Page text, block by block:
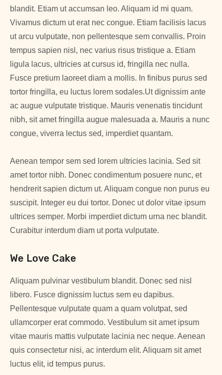
blandit. Etiam ut accumsan leo. Aliquam id mi quam.
Vivamus dictum ut erat nec congue. Etiam facilisis lacus
ut arcu vulputate, non pellentesque sem convallis. Proin
tempus sapien nisl, nec varius risus tristique a. Etiam
ligula lacus, ultricies at cursus id, fringilla nec nulla.
Fusce pretium laoreet diam a mollis. In finibus purus sed
tortor fringilla, eu luctus lorem sodales.Ut dignissim ante
ac augue vulputate tristique. Mauris venenatis tincidunt
nibh, sit amet fringilla augue malesuada a. Mauris a nunc
congue, viverra lectus sed, imperdiet quantam.
Aenean tempor sem sed lorem ultricies lacinia. Sed sit
amet tortor nibh. Donec condimentum posuere nunc, et
hendrerit sapien dictum ut. Aliquam congue non purus eu
suscipit. Integer eu dui tortor. Donec ut dolor vitae ipsum
ultrices semper. Morbi imperdiet dictum urna nec blandit.
Curabitur interdum diam ut porta vulputate.
We Love Cake
Aliquam pulvinar vestibulum blandit. Donec sed nisl
libero. Fusce dignissim luctus sem eu dapibus.
Pellentesque vulputate quam a quam volutpat, sed
ullamcorper erat commodo. Vestibulum sit amet ipsum
vitae mauris mattis vulputate lacinia nec neque. Aenean
quis consectetur nisi, ac interdum elit. Aliquam sit amet
luctus elit, id tempus purus.